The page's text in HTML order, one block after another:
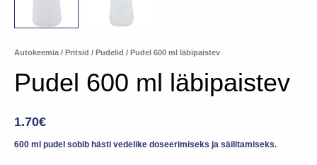
Autokeemia / Pritsid / Pudelid / Pudel 600 ml läbipaistev
Pudel 600 ml läbipaistev
1.70€
600 ml pudel sobib hästi vedelike doseerimiseks ja säilitamiseks.